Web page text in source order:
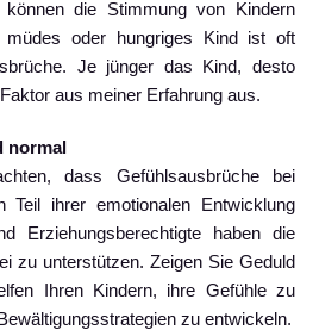
können die Stimmung von Kindern
müdes oder hungriges Kind ist oft
Je jünger das Kind, desto
aus meiner Erfahrung aus.
normal
dass Gefühlsausbrüche bei
Teil ihrer emotionalen Entwicklung
Erziehungsberechtigte haben die
zu unterstützen. Zeigen Sie Geduld
Ihren Kindern, ihre Gefühle zu
zu entwickeln.